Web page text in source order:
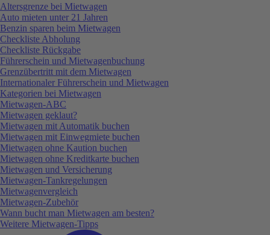
Altersgrenze bei Mietwagen
Auto mieten unter 21 Jahren
Benzin sparen beim Mietwagen
Checkliste Abholung
Checkliste Rückgabe
Führerschein und Mietwagenbuchung
Grenzübertritt mit dem Mietwagen
Internationaler Führerschein und Mietwagen
Kategorien bei Mietwagen
Mietwagen-ABC
Mietwagen geklaut?
Mietwagen mit Automatik buchen
Mietwagen mit Einwegmiete buchen
Mietwagen ohne Kaution buchen
Mietwagen ohne Kreditkarte buchen
Mietwagen und Versicherung
Mietwagen-Tankregelungen
Mietwagenvergleich
Mietwagen-Zubehör
Wann bucht man Mietwagen am besten?
Weitere Mietwagen-Tipps